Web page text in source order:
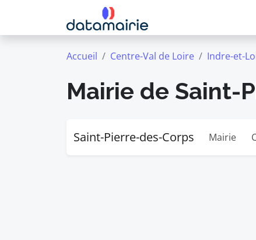
Accueil Centre-Val de Loire Indre-et-
Mairie de Saint-
Saint-Pierre-des-Corps Mairie